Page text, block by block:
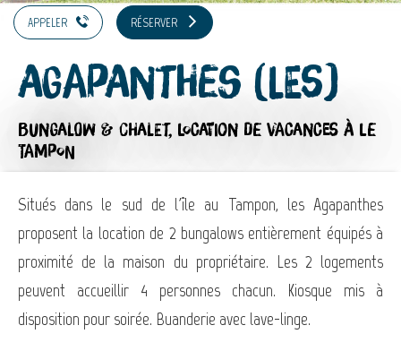
APPELER RÉSERVER
Agapanthes (Les)
BUNGALOW & CHALET, LOCATION DE VACANCES À LE
TAMPON
Situés dans le sud de l'île au Tampon, les Agapanthes
proposent la location de 2 bungalows entièrement équipés à
proximité de la maison du propriétaire. Les 2 logements
peuvent accueillir 4 personnes chacun. Kiosque mis à
disposition pour soirée. Buanderie avec lave-linge.